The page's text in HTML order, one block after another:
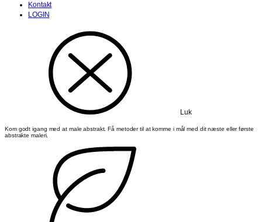
Kontakt
LOGIN
Luk
Kom godt igang med at male abstrakt. Få metoder til at komme i mål med dit næste eller første
abstrakte maleri.